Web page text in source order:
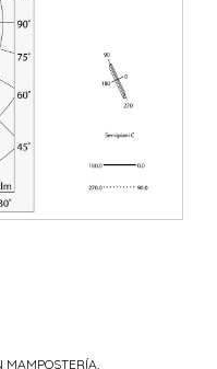
MAMPOSTERÍA,